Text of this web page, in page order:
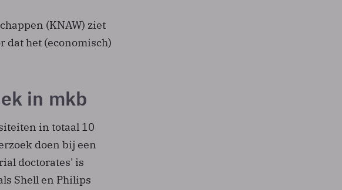
(KNAW) ziet
dat het (economisch)
in mkb
in totaal 10
doen bij een
doctorates' is
Shell en Philips